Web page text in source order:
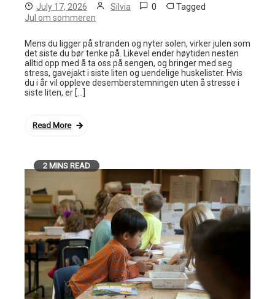
July 17, 2026 Silvia 0 Tagged
Jul om sommeren
Mens du ligger på stranden og nyter solen, virker julen som
det siste du bør tenke på. Likevel ender høytiden nesten
alltid opp med å ta oss på sengen, og bringer med seg
stress, gavejakt i siste liten og uendelige huskelister. Hvis
du i år vil oppleve desemberstemningen uten å stresse i
siste liten, er […]
Read More
2 MINS READ